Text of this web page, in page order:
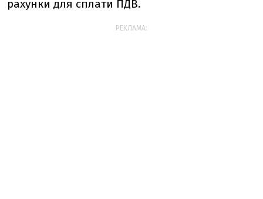
рахунки для сплати ПДВ.
РЕКЛАМА: